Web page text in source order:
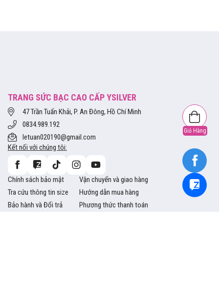
Giỏ Hàng
TRANG SỨC BẠC CAO CẤP YSILVER
47 Trần Tuấn Khải, P. An Đông, Hồ Chí Minh
0834.989.192
letuan020190@gmail.com
Kết nối với chúng tôi:
Chính sách bảo mật
Vận chuyển và giao hàng
Tra cứu thông tin size
Hướng dẫn mua hàng
Bảo hành và Đổi trả
Phương thức thanh toán